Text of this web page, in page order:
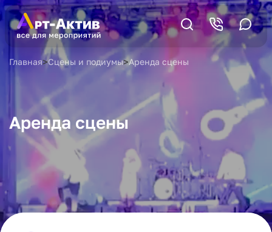
Главная>Сцены и подиумы>Аренда сцены
Аренда сцены